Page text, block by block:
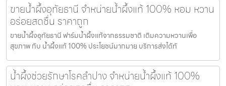
ขายน้ำผึ้งอุทัยธานี จำหน่ายน้ำผึ้งแท้ 100% หอม หวาน
อร่อยสดชื่น ราคาถูก
ขายน้ำผึ้งอุทัยธานี ฟาร์มน้ำผึ้งแท้จากธรรมชาติ เติมความหวานเพื่อ
สุขภาพ กับ น้ำผึ้งแท้ 100% ประโยชน์มากมาย บริการส่งได้ทั
น้ำผึ้งช่วยรักษาโรคลำปาง จำหน่ายน้ำผึ้งแท้ 100%